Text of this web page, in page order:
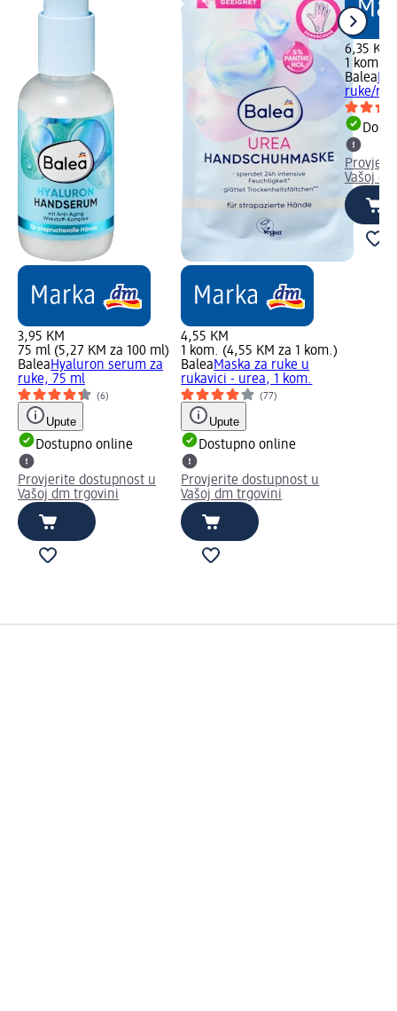
3,95 KM
75 ml (5,27 KM za 100 ml)
BaleaHyaluron serum za
ruke, 75 ml
(6)
Upute
Dostupno online
Provjerite dostupnost u
Vašoj dm trgovini
4,55 KM
1 kom. (4,55 KM za 1 kom.)
BaleaMaska za ruke u
rukavici - urea, 1 kom.
(77)
Upute
Dostupno online
Provjerite dostupnost u
Vašoj dm trgovini
6,35 KM
1 kom.
Balea
ruke/
Vašoj